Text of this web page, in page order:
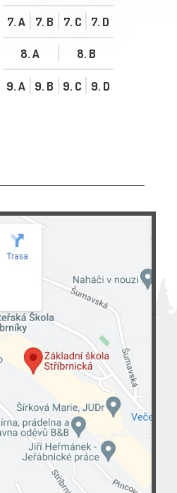
7. A 7. B 7. C 7. D
8. A 8. B
9. A 9. B 9. C 9. D